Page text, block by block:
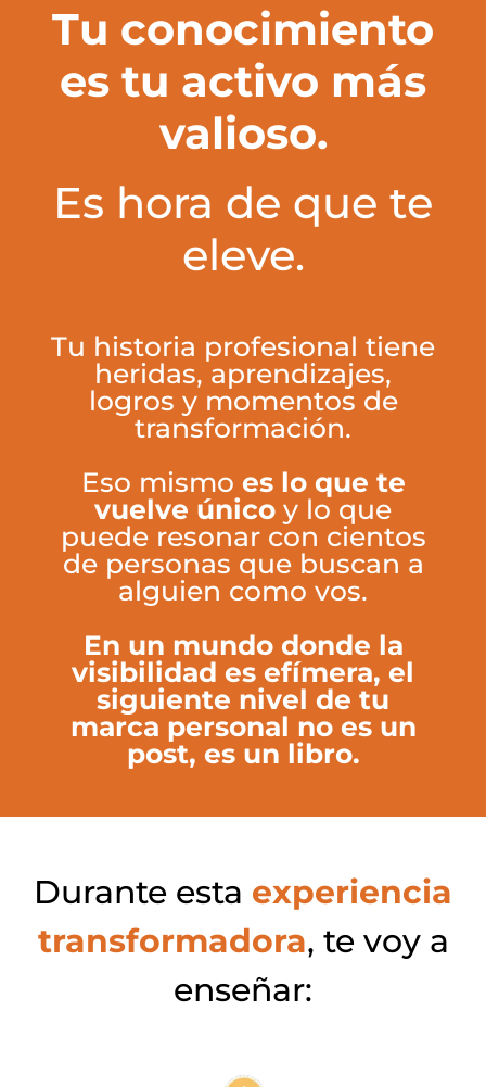
Tu conocimiento
es tu activo más
valioso.
Es hora de que te
eleve.
Tu historia profesional tiene
heridas, aprendizajes,
logros y momentos de
transformación.
Eso mismo es lo que te
vuelve único y lo que
puede resonar con cientos
de personas que buscan a
alguien como vos.
En un mundo donde la
visibilidad es efímera, el
siguiente nivel de tu
marca personal no es un
post, es un libro.
Durante esta experiencia
transformadora, te voy a
enseñar: